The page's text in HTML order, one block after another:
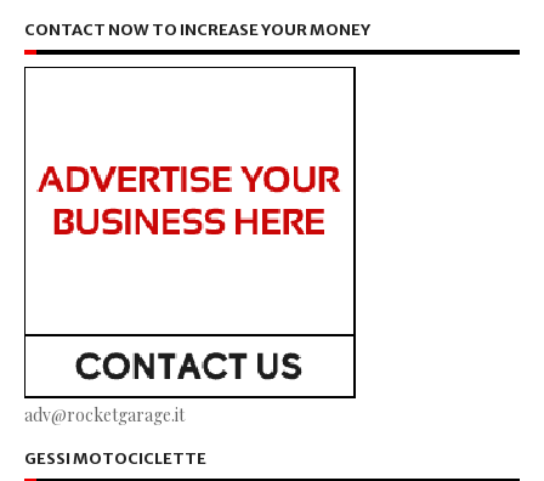
CONTACT NOW TO INCREASE YOUR MONEY
adv@rocketgarage.it
GESSI MOTOCICLETTE